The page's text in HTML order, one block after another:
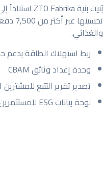
والغذائي.
ربط استهلاك الطاقة
وحدة إعداد وثائق CBAM
تصدير تقرير التتبع للمشترين
لوحة بيانات ESG للمستثمرين والمدققين